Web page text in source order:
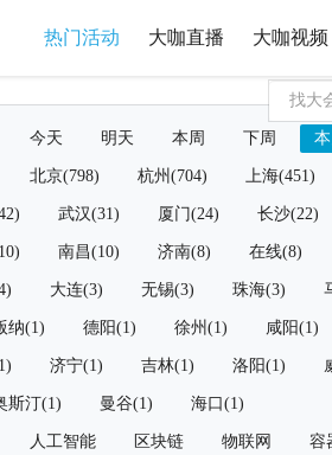
热门活动 大咖直播 大咖视频
今天 明天 本周 下周
北京(798) 杭州(704) 上海(451)
武汉(31) 厦门(24) 长沙(22)
南昌(10) 济南(8) 在线(8)
大连(3) 无锡(3) 珠海(3)
纳(1) 德阳(1) 徐州(1) 咸阳(1)
济宁(1) 吉林(1) 洛阳(1)
斯汀(1) 曼谷(1) 海口(1)
人工智能 区块链 物联网 容